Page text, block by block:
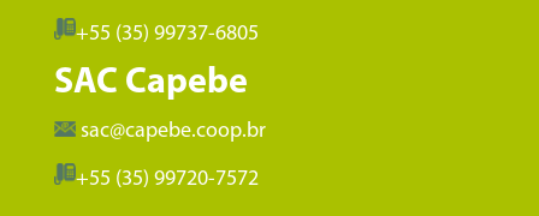
+55 (35) 99737-6805
SAC Capebe
sac@capebe.coop.br
+55 (35) 99720-7572